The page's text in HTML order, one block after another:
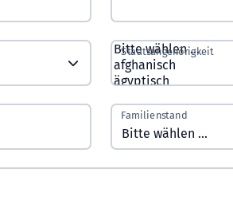
Staatsangehörigkeit
Familienstand